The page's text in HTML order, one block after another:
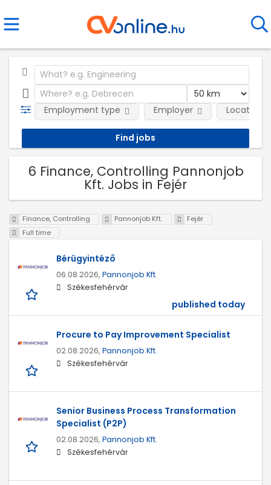
Employment type Employer Location
6 Finance, Controlling Pannonjob
Kft. Jobs in Fejér
Finance, Controlling Pannonjob Kft.
Fejér
Full time
Bérügyintéző
06.08.2026, Pannonjob Kft.
Székesfehérvár
published today
Procure to Pay Improvement Specialist
02.08.2026, Pannonjob Kft.
Székesfehérvár
Senior Business Process Transformation
Specialist (P2P)
02.08.2026, Pannonjob Kft.
Székesfehérvár